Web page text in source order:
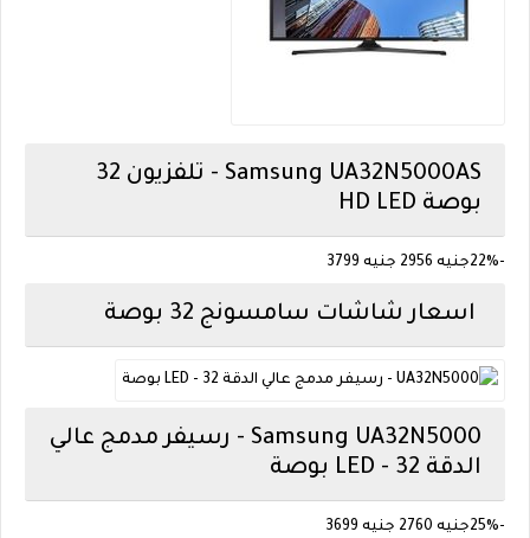
Samsung
UA32N5000AS - تلفزيون 32
بوصة HD LED
-22% جنيه 2956 جنيه 3799
اسعار شاشات سامسونج 32 بوصة
Samsung UA32N5000 - رسيفر مدمج عالي
الدقة LED - 32 بوصة
-25% جنيه 2760 جنيه 3699